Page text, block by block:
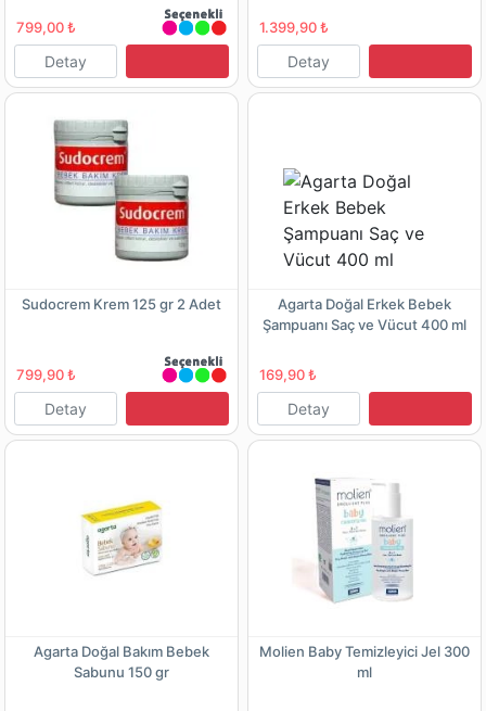
799,00 ₺
Detay
1.399,90 ₺
Detay
Sudocrem Krem 125 gr 2 Adet
799,90 ₺
Detay
Agarta Doğal Erkek Bebek
Şampuanı Saç ve Vücut 400 ml
169,90 ₺
Detay
Agarta Doğal Bakım Bebek
Sabunu 150 gr
Molien Baby Temizleyici Jel 300
ml